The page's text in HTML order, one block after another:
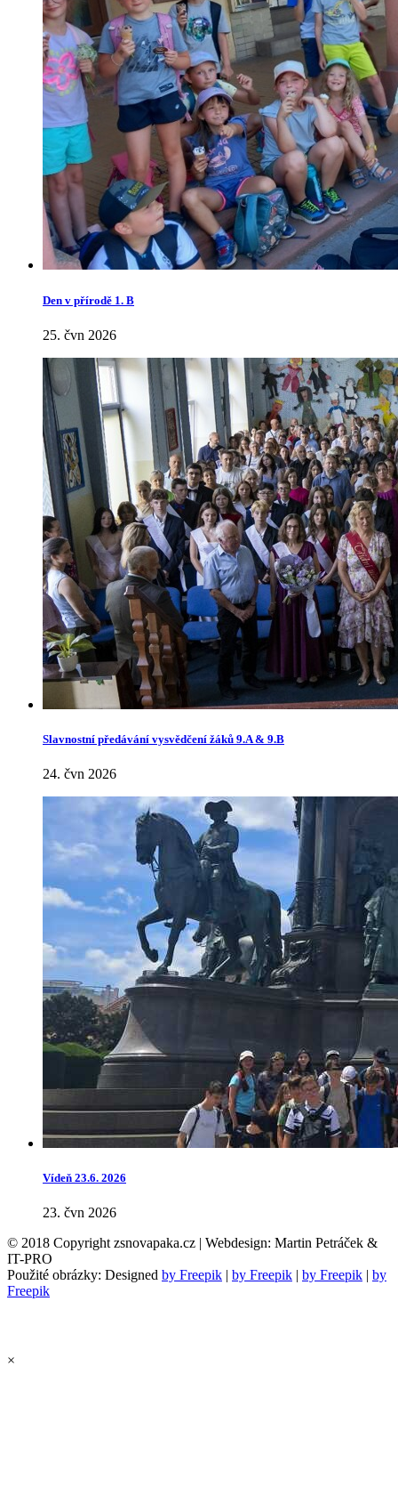
Den v přírodě 1. B
25. čvn 2026
Slavnostní předávání vysvědčení žáků 9.A & 9.B
24. čvn 2026
Vídeň 23.6. 2026
23. čvn 2026
© 2018 Copyright zsnovapaka.cz | Webdesign: Martin Petráček &
IT-PRO
Použité obrázky: Designed by Freepik | by Freepik | by Freepik | by
Freepik
×